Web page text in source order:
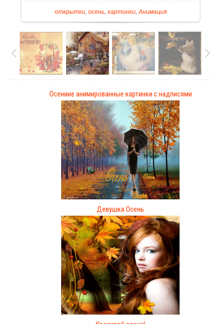
открытки, осень, картинки,Анимация
Осениие анимированные картинки с надписями
Девушка Осень